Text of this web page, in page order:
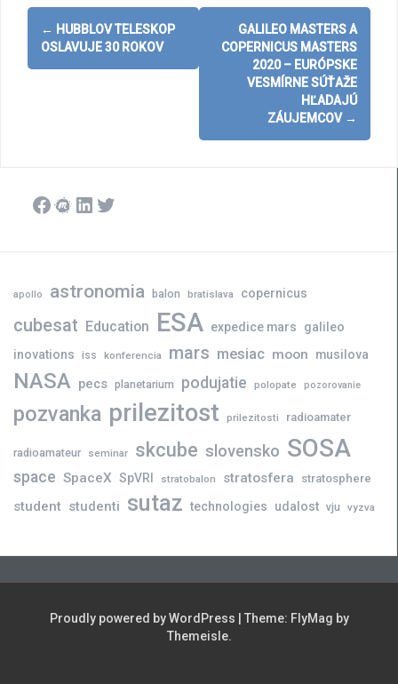
Post
navigation
← HUBBLOV TELESKOP
OSLAVUJE 30 ROKOV
GALILEO MASTERS A
COPERNICUS MASTERS
2020 – EURÓPSKE
VESMÍRNE SÚŤAŽE
HĽADAJÚ
ZÁUJEMCOV →
Facebook
Meetup
LinkedIn
Twitter
apollo astronomia balon bratislava copernicus
cubesat Education ESA expedice mars
galileo
inovations iss konferencia mars mesiac moon musilova
NASA pecs planetarium podujatie polopate pozorovanie
pozvanka prilezitost prilezitosti radioamater
radioamateur seminar skcube slovensko SOSA
space SpaceX SpVRI stratobalon stratosfera stratosphere
student studenti sutaz technologies udalost vju vyzva
Proudly powered by WordPress Theme: FlyMag by
Themeisle.